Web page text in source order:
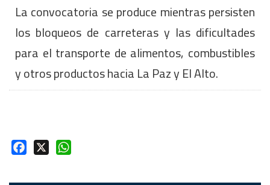
La convocatoria se produce mientras persisten
los bloqueos de carreteras y las dificultades
para el transporte de alimentos, combustibles
y otros productos hacia La Paz y El Alto.
Facebook